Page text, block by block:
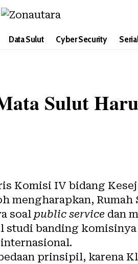
Data Sulut Cyber Security
Sulut
Komisi IV bidang
mengharapkan, Rumah
soal public service dan
studi banding
prinsipil, karena